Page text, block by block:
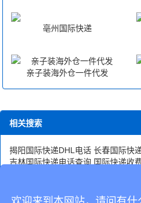
亳州国际快递
亲子装海外仓一件代发
相关搜索
揭阳国际快递DHL电话 长春国际快
吉林国际快递电话查询 国际快递收
啥时候能派送 国际快递官网 咸阳